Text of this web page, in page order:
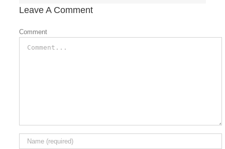
Leave A Comment
Comment